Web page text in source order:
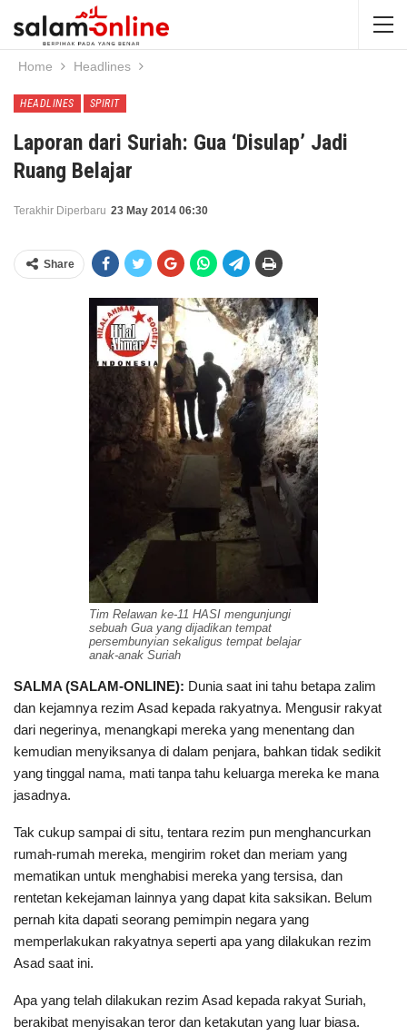
Home Headlines
HEADLINES SPIRIT
Laporan dari Suriah: Gua ‘Disulap’ Jadi
Ruang Belajar
Terakhir Diperbaru 23 May 2014 06:30
Share
Tim Relawan ke-11 HASI mengunjungi
sebuah Gua yang dijadikan tempat
persembunyian sekaligus tempat belajar
anak-anak Suriah
SALMA (SALAM-ONLINE): Dunia saat ini tahu betapa zalim
dan kejamnya rezim Asad kepada rakyatnya. Mengusir rakyat
dari negerinya, menangkapi mereka yang menentang dan
kemudian menyiksanya di dalam penjara, bahkan tidak sedikit
yang tinggal nama, mati tanpa tahu keluarga mereka ke mana
jasadnya.
Tak cukup sampai di situ, tentara rezim pun menghancurkan
rumah-rumah mereka, mengirim roket dan meriam yang
mematikan untuk menghabisi mereka yang tersisa, dan
rentetan kekejaman lainnya yang dapat kita saksikan. Belum
pernah kita dapati seorang pemimpin negara yang
memperlakukan rakyatnya seperti apa yang dilakukan rezim
Asad saat ini.
Apa yang telah dilakukan rezim Asad kepada rakyat Suriah,
berakibat menyisakan teror dan ketakutan yang luar biasa.